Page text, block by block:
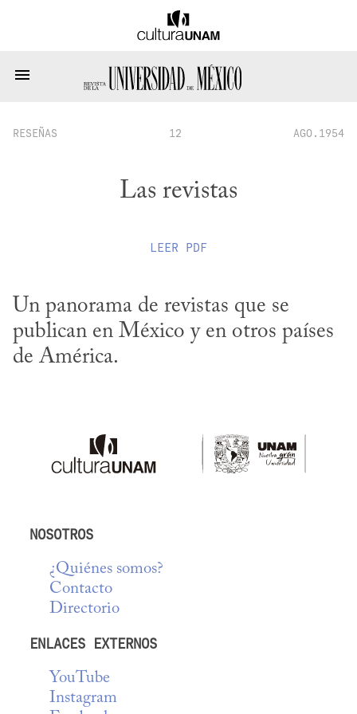
RESEÑAS 12 AGO.1954
Las revistas
LEER PDF
Un panorama de revistas que se
publican en México y en otros países
de América.
NOSOTROS
¿Quiénes somos?
Contacto
Directorio
ENLACES EXTERNOS
YouTube
Instagram